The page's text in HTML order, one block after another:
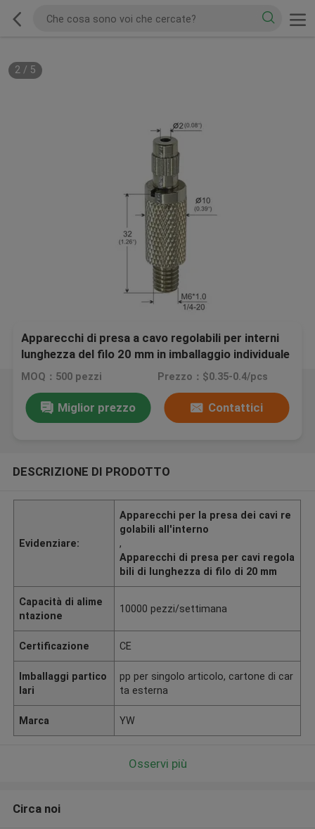
2/ 5
Apparecchi di presa a cavo regolabili per interni
lunghezza del filo 20 mm in imballaggio individuale
o in blocco
MOQ：500 pezzi Prezzo：$0.35-0.4/pcs
Miglior prezzo Contattici
DESCRIZIONE DI PRODOTTO
Evidenziare:
Apparecchi per la presa dei cavi re
golabili all'interno
,
Apparecchi di presa per cavi regola
bili di lunghezza di filo di 20 mm
Capacità di alime
ntazione
10000 pezzi/settimana
Certificazione CE
Imballaggi partico
lari
pp per singolo articolo, cartone di car
ta esterna
Marca YW
Osservi più
Circa noi